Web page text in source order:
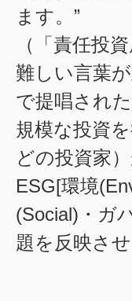
ます。”
（「責任投
難しい言葉
で提唱され
規模な投資
どの投資家
ESG[環境
(Social)・ガ
題を反映させ